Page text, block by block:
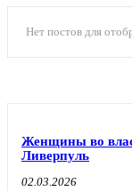
Нет постов для
Женщины во
Ливерпуль
02.03.2026